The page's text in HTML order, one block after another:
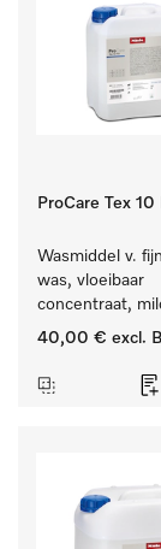
ProCare Tex 10
Wasmiddel v.
was, vloeibaar
concentraat,
alkalisch, 5 l
en gevoelig
40,00 € excl.